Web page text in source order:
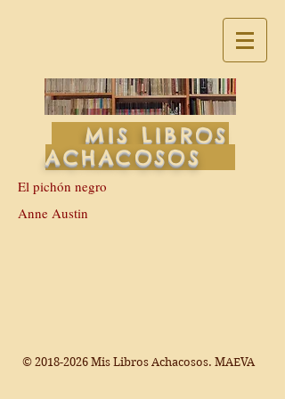
MIS LIBROS
ACHACOSOS
El pichón negro
Anne Austin
© 2018-2026 Mis Libros Achacosos. MAEVA